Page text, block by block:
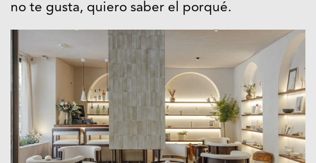
no te gusta, quiero saber el porqué.